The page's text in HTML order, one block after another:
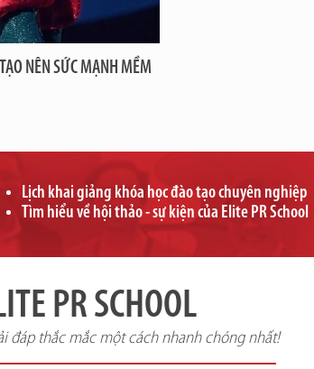
NÊN SỨC MẠNH MỀM
Lịch khai giảng khóa học đào tạo chuyên nghiệp
Tìm hiểu về hội thảo - sự kiện của Elite PR School
PR SCHOOL
đáp thắc mắc một cách nhanh chóng nhất!